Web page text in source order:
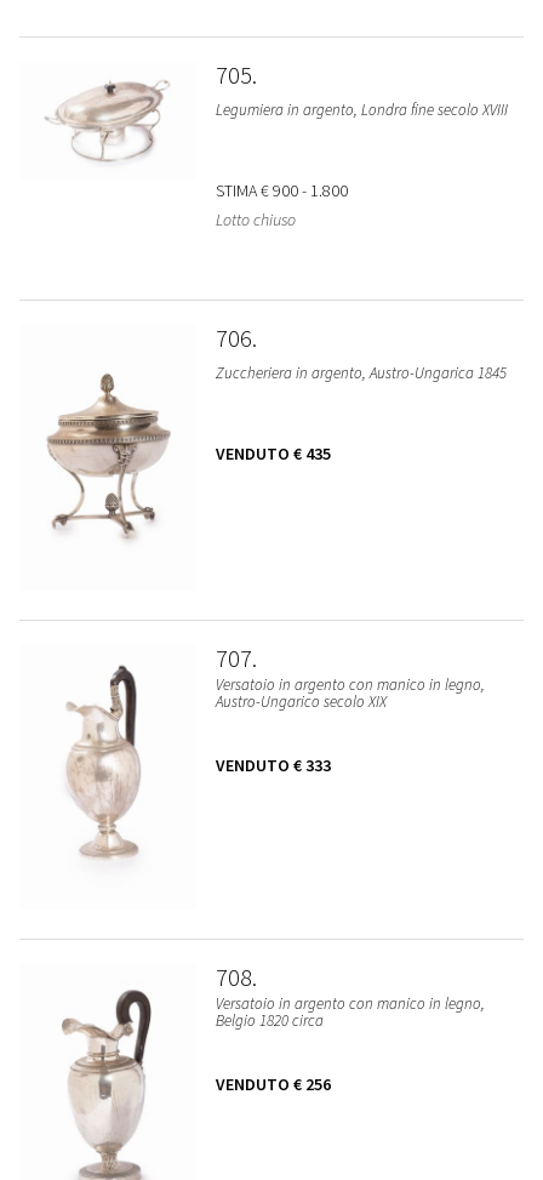
705
Legumiera in argento, Londra fine secolo XVIII
STIMA€ 900 - 1.800
Lotto chiuso
706
Zuccheriera in argento, Austro-Ungarica 1845
VENDUTO € 435
707
Versatoio in argento con manico in legno,
Austro-Ungarico secolo XIX
VENDUTO € 333
708
Versatoio in argento con manico in legno,
Belgio 1820 circa
VENDUTO € 256